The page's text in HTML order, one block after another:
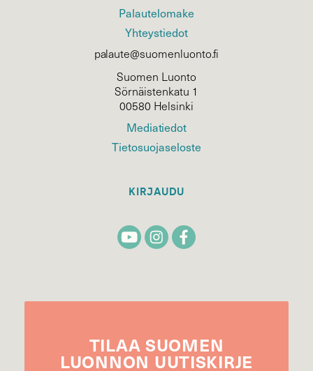
Palautelomake
Yhteystiedot
palaute@suomenluonto.fi
Suomen Luonto
Sörnäistenkatu 1
00580 Helsinki
Mediatiedot
Tietosuojaseloste
KIRJAUDU
TILAA SUOMEN
LUONNON UUTIS­KIRJE